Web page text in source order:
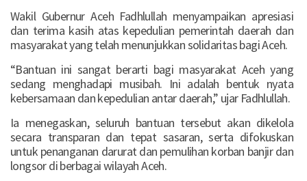
Wakil Gubernur Aceh Fadhlullah menyampaikan apresiasi
dan terima kasih atas kepedulian pemerintah daerah dan
masyarakat yang telah menunjukkan solidaritas bagi Aceh.
“Bantuan ini sangat berarti bagi masyarakat Aceh yang
sedang menghadapi musibah. Ini adalah bentuk nyata
kebersamaan dan kepedulian antar daerah,” ujar Fadhlullah.
Ia menegaskan, seluruh bantuan tersebut akan dikelola
secara transparan dan tepat sasaran, serta difokuskan
untuk penanganan darurat dan pemulihan korban banjir dan
longsor di berbagai wilayah Aceh.